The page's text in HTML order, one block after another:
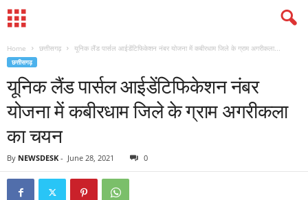
Home छत्तीसगढ़ यूनिक लैंड पार्सल आईडेंटिफिकेशन नंबर योजना में कबीरधाम जिले के ग्राम अगरीकला...
छत्तीसगढ़
यूनिक लैंड पार्सल आईडेंटिफिकेशन नंबर
योजना में कबीरधाम जिले के ग्राम अगरीकला
का चयन
By NEWSDESK - June 28, 2021 0